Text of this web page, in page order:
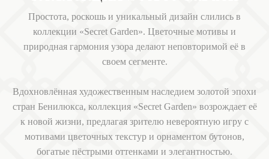
Простота, роскошь и уникальный дизайн слились в
коллекции «Secret Garden». Цветочные мотивы и
природная гармония узора делают неповторимой её в
своем сегменте.
Вдохновлённая художественным наследием золотой эпохи
стран Бенилюкса, коллекция «Secret Garden» возрождает её
к новой жизни, предлагая зрителю невероятную игру с
мотивами цветочных текстур и орнаментом бутонов,
богатые пёстрыми оттенками и элегантностью.